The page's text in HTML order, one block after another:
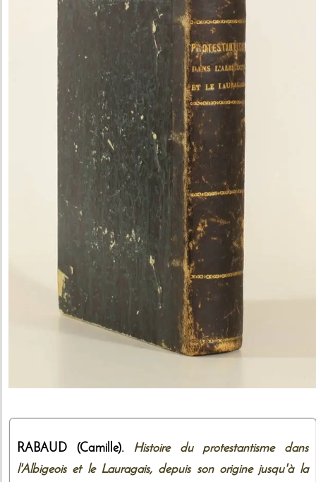
RABAUD (Camille). Histoire du protestantisme dans
l'Albigeois et le Lauragais, depuis son origine jusqu'à la